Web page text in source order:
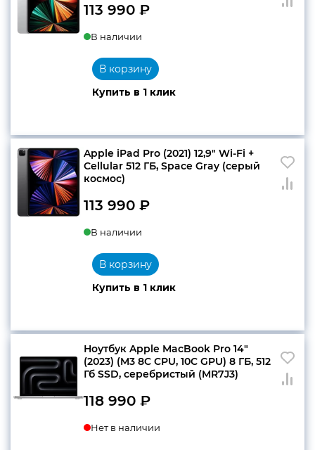
113 990 ₽
В наличии
Купить в 1 клик
В корзину
Apple iPad Pro (2021) 12,9″ Wi-Fi +
Cellular 512 ГБ, Space Gray (серый
космос)
113 990 ₽
В наличии
Купить в 1 клик
В корзину
Ноутбук Apple MacBook Pro 14″
(2023) (M3 8C CPU, 10C GPU) 8 ГБ, 512
Гб SSD, серебристый (MR7J3)
118 990 ₽
Нет в наличии